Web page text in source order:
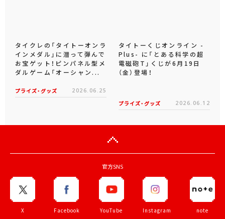
タイクレの「タイトーオンラ
インメダル」に潜って弾んで
お宝ゲット！ピンパネル型メ
ダルゲーム「オーシャン...
プライズ・グッズ 2026.06.25
タイトーくじオンライン -
Plus- に「とある科学の超
電磁砲T」くじが6月19日
（金）登場！
プライズ・グッズ 2026.06.12
官方SNS
X Facebook YouTube Instagram note